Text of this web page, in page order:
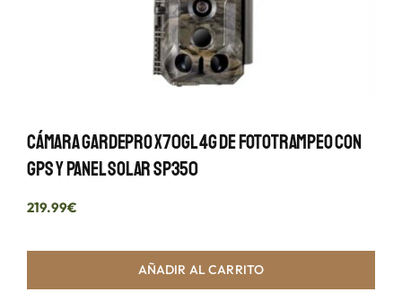
Cámara GardePro X70GL 4G De Fototrampeo Con
GPS Y Panel Solar SP350
219.99€
AÑADIR AL CARRITO